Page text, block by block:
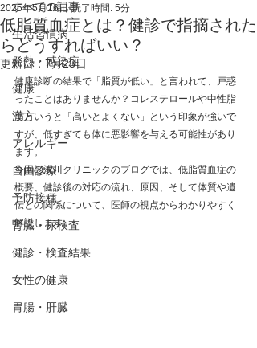
すべての記事
生活習慣病
発熱・感染症
健康
漢方
アレルギー
自由診療
予防接種
腎臓・尿検査
健診・検査結果
女性の健康
胃腸・肝臓
低脂質血症とは？健診で指摘された
らどうすればいい？
2025年5月16日 読了時間: 5分
更新日： 7月23日
健康診断の結果で「脂質が低い」と言われて、戸惑
ったことはありませんか？コレステロールや中性脂
肪というと「高いとよくない」という印象が強いで
すが、低すぎても体に悪影響を与える可能性があり
ます。
今回の浅川クリニックのブログでは、低脂質血症の
概要、健診後の対応の流れ、原因、そして体質や遺
伝との関係について、医師の視点からわかりやすく
解説します。